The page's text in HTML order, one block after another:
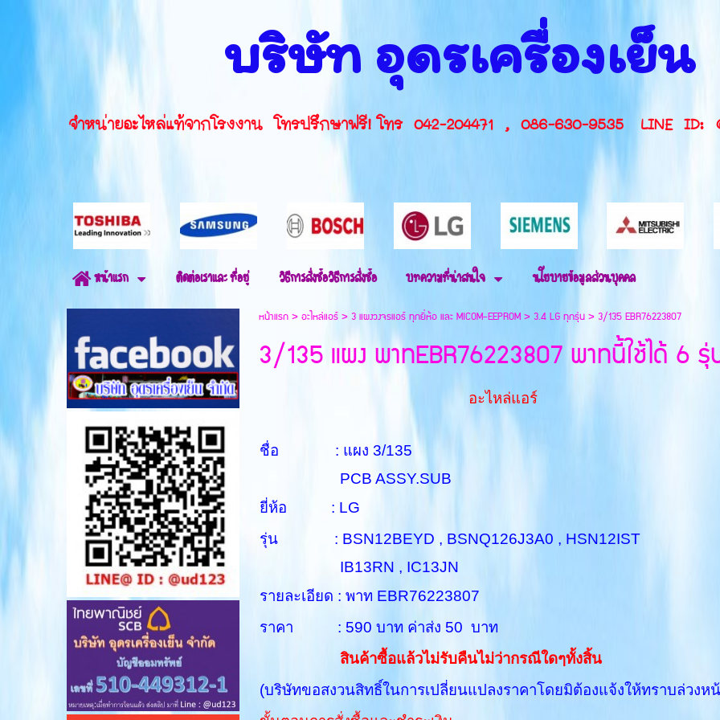
บริษัท อุดรเครื่องเย็
จำหน่ายอะไหล่แท้จากโรงงาน โทรปรึกษาฟรี! โทร 042-204471 , 086-630-9535
หน้าแรก ติดต่อเราและ ที่อยู่ วิธีการสั่งซื้อวิธีการสั่งซื้อ บทความที่น่าสนใจ นโยบายข้อมูลส่วนบุคคล
หน้าแรก>อะไหล่แอร์>3 แผงวงจรแอร์ ทุกยี่ห้อ และ MICOM-EEPROM> 3.4 LG ทุกรุ่น>3/135 EBR76223807
3/135 แผง พาทEBR76223807 พาทนี้ใช้ได้ 6 รุ่
อะไหล่แอร์
ชื่อ : แผง 3/135
PCB ASSY.SUB
ยี่ห้อ : LG
รุ่น : BSN12BEYD , BSNQ126J3A0 , HSN12IST
IB13RN , IC13JN
รายละเอียด : พาท EBR76223807
ราคา : 590 บาท ค่าส่ง 50 บาท
สินค้าซื้อแล้วไม่รับคืนไม่ว่ากรณีใดๆทั้งสิ้น
(บริษัทขอสงวนสิทธิ์ในการเปลี่ยนแปลงราคาโดยมิต้องแจ้งให้ทราบล่วงห